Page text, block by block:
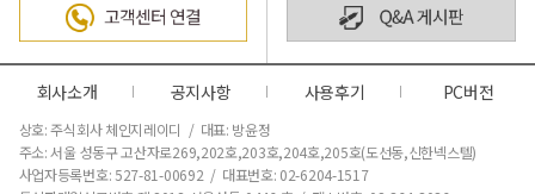
회사소개 공지사항 사용후기 PC버전
상호: 주식회사 체인지레이디 / 대표: 방윤정
주소: 서울 성동구 고산자로269,202호,203호,204호,205호(도선동,신한넥스텔)
사업자등록번호: 527-81-00692 / 대표번호: 02-6204-1517